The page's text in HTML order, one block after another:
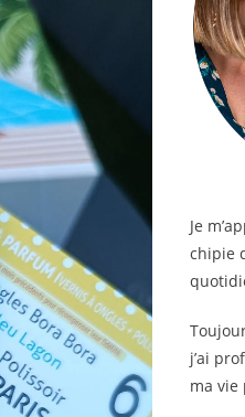
Je
chipie
j’ai
ma vie